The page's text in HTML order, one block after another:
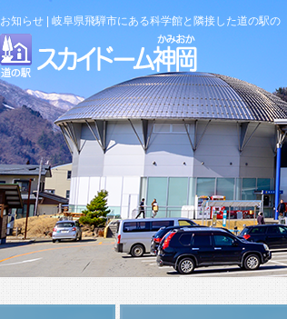
お知らせ | 岐阜県飛騨市にある科学館と隣接した道の駅の